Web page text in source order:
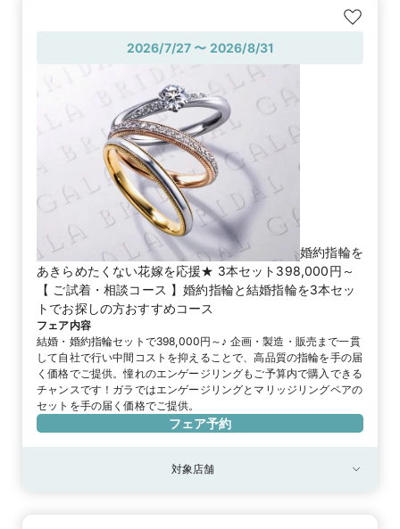
2026/7/27 〜 2026/8/31
婚約指輪を
あきらめたくない花嫁を応援★ 3本セット398,000円～
【 ご試着・相談コース 】婚約指輪と結婚指輪を3本セッ
トでお探しの方おすすめコース
フェア内容
結婚・婚約指輪セットで398,000円～♪ 企画・製造・販売まで一貫
して自社で行い中間コストを抑えることで、高品質の指輪を手の届
く価格でご提供。憧れのエンゲージリングもご予算内で購入できる
チャンスです！ガラではエンゲージリングとマリッジリングペアの
セットを手の届く価格でご提供。
フェア予約
対象店舗